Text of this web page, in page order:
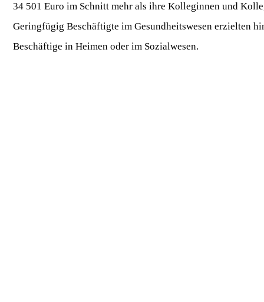
34 501 Euro im Schnitt mehr als ihre Kolleginnen und
Geringfügig Beschäftigte im Gesundheitswesen erzielten
Beschäftige in Heimen oder im Sozialwesen.